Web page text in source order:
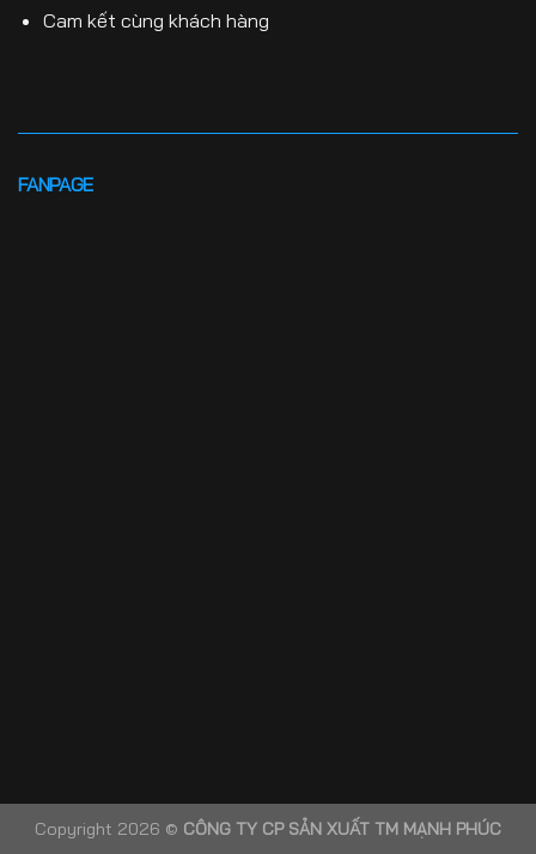
Cam kết cùng khách hàng
FANPAGE
Copyright 2026 © CÔNG TY CP SẢN XUẤT TM MẠNH PHÚC